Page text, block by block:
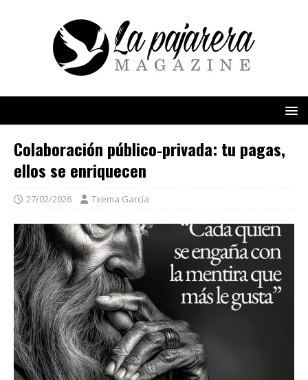
Colaboración público‑privada: tu pagas,
ellos se enriquecen
27/02/2026 Txema García